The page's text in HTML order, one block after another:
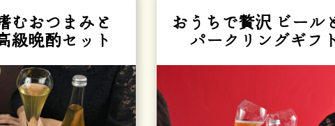
むおつまみと
級晩酌セット
おうちで贅沢 ビール
パークリングギフ